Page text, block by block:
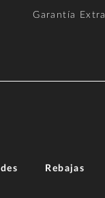
Garantía Extra
Rebajas